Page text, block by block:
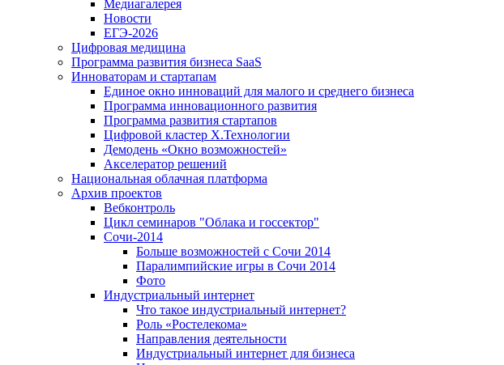
Медиагалерея
Новости
ЕГЭ-2026
Цифровая медицина
Программа развития бизнеса SaaS
Инноваторам и стартапам
Единое окно инноваций для малого и среднего бизнеса
Программа инновационного развития
Программа развития стартапов
Цифровой кластер X.Технологии
Демодень «Окно возможностей»
Акселератор решений
Национальная облачная платформа
Архив проектов
Вебконтроль
Цикл семинаров "Облака и госсектор"
Сочи-2014
Больше возможностей с Сочи 2014
Паралимпийские игры в Сочи 2014
Фото
Индустриальный интернет
Что такое индустриальный интернет?
Роль «Ростелекома»
Направления деятельности
Индустриальный интернет для бизнеса